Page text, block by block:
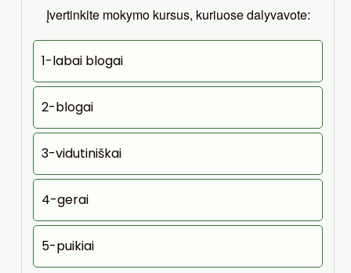
Įvertinkite mokymo kursus, kuriuose dalyvavote:
1-labai blogai
2-blogai
3-vidutiniškai
4-gerai
5-puikiai